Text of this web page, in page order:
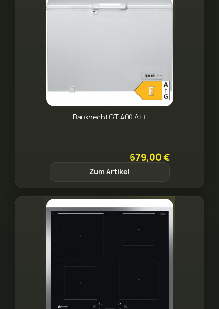
Bauknecht GT 400 A++
679,00 €
Zum Artikel